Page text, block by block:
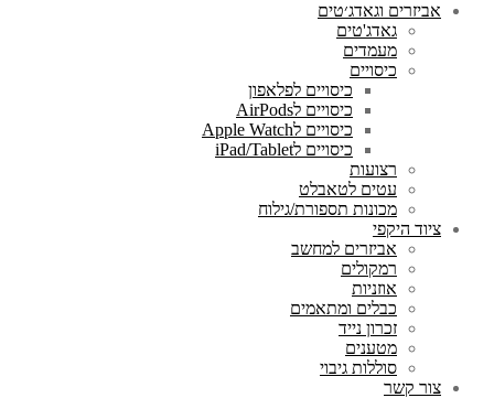
אביזרים וגאדג׳טים
גאדג'טים
מעמדים
כיסויים
כיסויים לפלאפון
כיסויים לAirPods
כיסויים לApple Watch
כיסויים לiPad/Tablet
רצועות
עטים לטאבלט
מכונות תספורת/גילוח
ציוד היקפי
אביזרים למחשב
רמקולים
אוזניות
כבלים ומתאמים
זכרון נייד
מטענים
סוללות גיבוי
צור קשר